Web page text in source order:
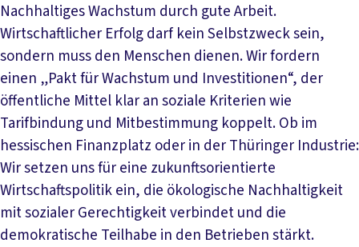
Nachhaltiges Wachstum durch gute Arbeit.
Wirtschaftlicher Erfolg darf kein Selbstzweck sein,
sondern muss den Menschen dienen. Wir fordern
einen „Pakt für Wachstum und Investitionen“, der
öffentliche Mittel klar an soziale Kriterien wie
Tarifbindung und Mitbestimmung koppelt. Ob im
hessischen Finanzplatz oder in der Thüringer Industrie:
Wir setzen uns für eine zukunftsorientierte
Wirtschaftspolitik ein, die ökologische Nachhaltigkeit
mit sozialer Gerechtigkeit verbindet und die
demokratische Teilhabe in den Betrieben stärkt.